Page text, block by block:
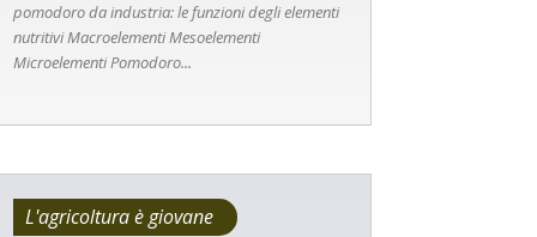
pomodoro da industria: le funzioni degli elementi
nutritivi Macroelementi Mesoelementi
Microelementi Pomodoro...
L'agricoltura è giovane